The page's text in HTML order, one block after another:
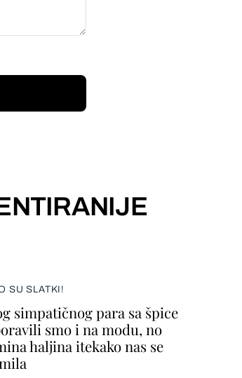
SU SLATKI!
simpatičnog para sa špice
smo i na modu, no
haljina itekako nas se